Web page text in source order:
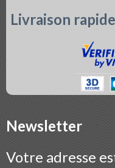
Livraison
Newsletter
Votre adresse